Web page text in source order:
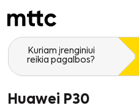
prie
pagrindinio
turinioKuriam įrenginiui
reikia pagalbos?
Huawei P30